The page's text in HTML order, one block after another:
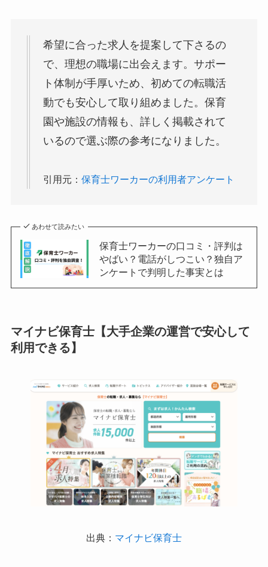
希望に合った求人を提案して下さるの
で、理想の職場に出会えます。サポー
ト体制が手厚いため、初めての転職活
動でも安心して取り組めました。保育
園や施設の情報も、詳しく掲載されて
いるので選ぶ際の参考になりました。
引用元： 保育士ワーカーの利用者アンケート
あわせて読みたい
保育士ワーカーの口コミ・評判は
やばい？電話がしつこい？独自ア
ンケートで判明した事実とは
マイナビ保育士【大手企業の運営で安心して
利用できる】
出典： マイナビ保育士